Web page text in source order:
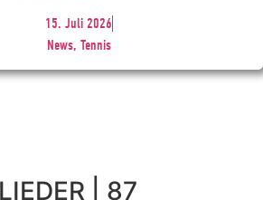
15. Juli 2026
News, Tennis
| 87